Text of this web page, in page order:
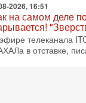
2026, 16:51
на самом деле
телеканала
в отставке,